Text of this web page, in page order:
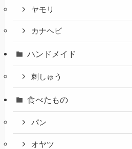
ヤモリ
カナヘビ
ハンドメイド
刺しゅう
食べたもの
パン
オヤツ